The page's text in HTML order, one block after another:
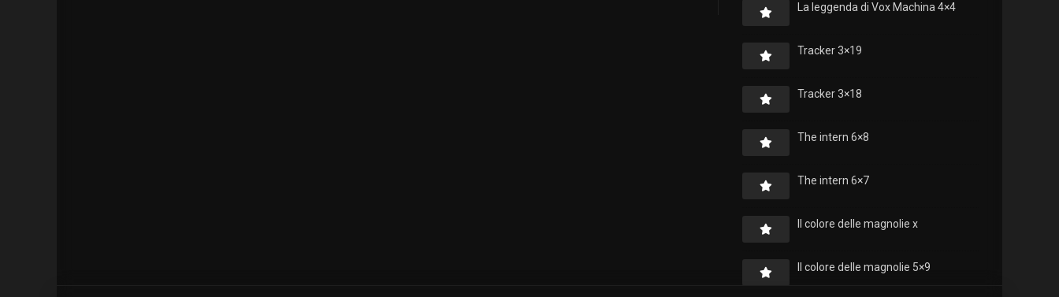
La leggenda di Vox Machina 4×4
Tracker 3×19
Tracker 3×18
The intern 6×8
The intern 6×7
Il colore delle magnolie x
Il colore delle magnolie 5×9